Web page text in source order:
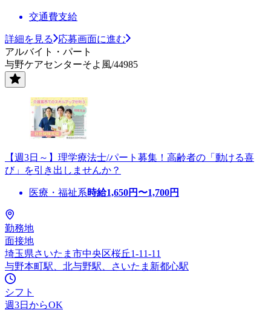
交通費支給
詳細を見る
応募画面に進む
アルバイト・パート
与野ケアセンターそよ風/44985
【週3日～】理学療法士/パート募集！高齢者の「動ける喜
び」を引き出しませんか？
医療・福祉系時給1,650円〜1,700円
勤務地
面接地
埼玉県さいたま市中央区桜丘1-11-11
与野本町駅、北与野駅、さいたま新都心駅
シフト
週3日からOK